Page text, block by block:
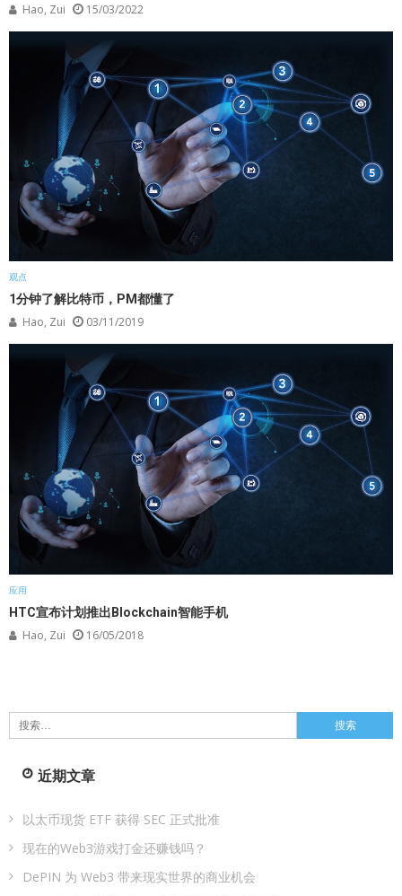
Hao, Zui 15/03/2022
观点
1分钟了解比特币，PM都懂了
Hao, Zui 03/11/2019
应用
HTC宣布计划推出Blockchain智能手机
Hao, Zui 16/05/2018
搜
索：
近期文章
以太币现货 ETF 获得 SEC 正式批准
现在的Web3游戏打金还赚钱吗？
DePIN 为 Web3 带来现实世界的商业机会